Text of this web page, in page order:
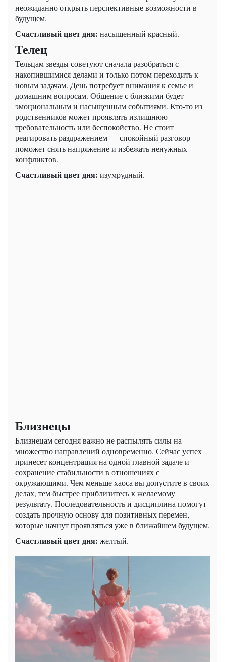
неожиданно открыть перспективные возможности в
будущем.
Счастливый цвет дня: насыщенный красный.
Телец
Тельцам звезды советуют сначала разобраться с
накопившимися делами и только потом переходить к
новым задачам. День потребует внимания к семье и
домашним вопросам. Общение с близкими будет
эмоциональным и насыщенным событиями. Кто-то из
родственников может проявлять излишнюю
требовательность или беспокойство. Не стоит
реагировать раздражением — спокойный разговор
поможет снять напряжение и избежать ненужных
конфликтов.
Счастливый цвет дня: изумрудный.
Близнецы
Близнецамсегодняважно не распылять силы на
множество направлений одновременно. Сейчас успех
принесет концентрация на одной главной задаче и
сохранение стабильности в отношениях с
окружающими. Чем меньше хаоса вы допустите в своих
делах, тем быстрее приблизитесь к желаемому
результату. Последовательность и дисциплина помогут
создать прочную основу для позитивных перемен,
которые начнут проявляться уже в ближайшем будущем.
Счастливый цвет дня: желтый.